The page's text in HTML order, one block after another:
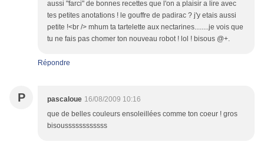
aussi "farci" de bonnes recettes que l'on a plaisir a lire avec
tes petites anotations ! le gouffre de padirac ? j'y etais aussi
petite !<br /> mhum ta tartelette aux nectarines........je vois que
tu ne fais pas chomer ton nouveau robot ! lol ! bisous @+.
Répondre
P pascaloue 16/08/2009 10:16
que de belles couleurs ensoleillées comme ton coeur ! gros
bisoussssssssssss